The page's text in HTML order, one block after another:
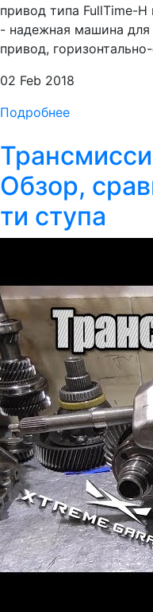
привод типа FullTime-H
- надежная машина
привод,
02 Feb 2018
Подробнее
Обзор,
ти ступа